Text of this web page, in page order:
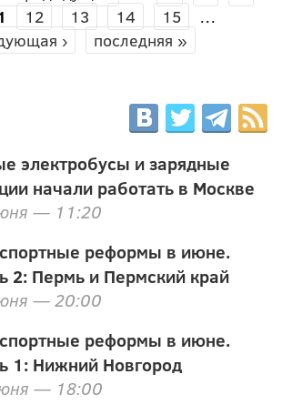
12 13 14 15
…
›
последняя »
электробусы и зарядные
начали работать в Москве
— 11:20
реформы в июне.
2: Пермь и Пермский край
— 20:00
реформы в июне.
1: Нижний Новгород
— 18:00